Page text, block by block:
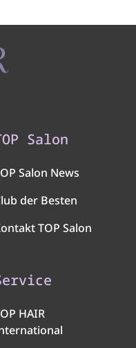
Salon
Salon News
der Besten
TOP Salon
HAIR